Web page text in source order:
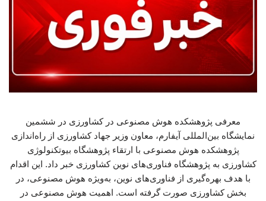
معرفی پژوهشکده هوش مصنوعی در کشاورزی در ششمین
نمایشگاه بین‌المللی آیفارم، معاون وزیر جهاد کشاورزی از راه‌اندازی
پژوهشکده هوش مصنوعی با ارتقاء پژوهشگاه بیوتکنولوژی
کشاورزی به پژوهشگاه فناوری‌های نوین کشاورزی خبر داد. این اقدام
با هدف بهره‌گیری از فناوری‌های نوین، به‌ویژه هوش مصنوعی، در
بخش کشاورزی صورت گرفته است. اهمیت هوش مصنوعی در